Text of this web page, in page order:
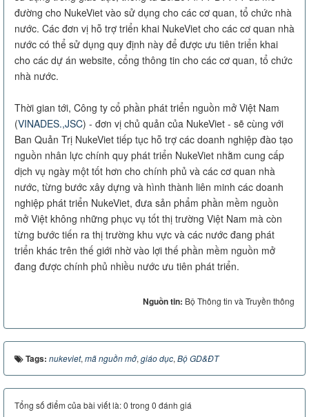
đường cho NukeViet vào sử dụng cho các cơ quan, tổ chức nhà
nước. Các đơn vị hỗ trợ triển khai NukeViet cho các cơ quan nhà
nước có thể sử dụng quy định này để được ưu tiên triển khai
cho các dự án website, cổng thông tin cho các cơ quan, tổ chức
nhà nước.
Thời gian tới, Công ty cổ phần phát triển nguồn mở Việt Nam
(VINADES.,JSC) - đơn vị chủ quản của NukeViet - sẽ cùng với
Ban Quản Trị NukeViet tiếp tục hỗ trợ các doanh nghiệp đào tạo
nguồn nhân lực chính quy phát triển NukeViet nhằm cung cấp
dịch vụ ngày một tốt hơn cho chính phủ và các cơ quan nhà
nước, từng bước xây dựng và hình thành liên minh các doanh
nghiệp phát triển NukeViet, đưa sản phẩm phần mềm nguồn
mở Việt không những phục vụ tốt thị trường Việt Nam mà còn
từng bước tiến ra thị trường khu vực và các nước đang phát
triển khác trên thế giới nhờ vào lợi thế phần mềm nguồn mở
đang được chính phủ nhiều nước ưu tiên phát triển.
Nguồn tin: Bộ Thông tin và Truyền thông
Tags: nukeviet, mã nguồn mở, giáo dục, Bộ GD&ĐT
Tổng số điểm của bài viết là: 0 trong 0 đánh giá